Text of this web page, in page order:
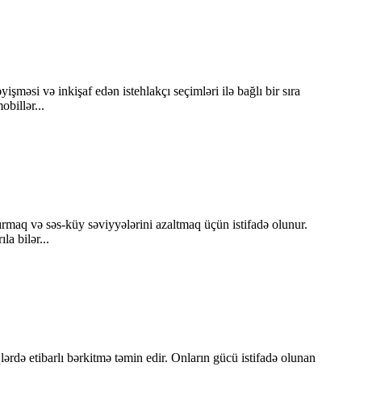
və inkişaf edən istehlakçı seçimləri ilə bağlı bir sıra
və səs-küy səviyyələrini azaltmaq üçün istifadə olunur.
bilər...
etibarlı bərkitmə təmin edir. Onların gücü istifadə olunan